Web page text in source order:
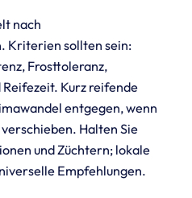
nach
Kriterien sollten sein:
Frosttoleranz,
Kurz reifende
entgegen, wenn
Halten Sie
und Züchtern; lokale
Empfehlungen.